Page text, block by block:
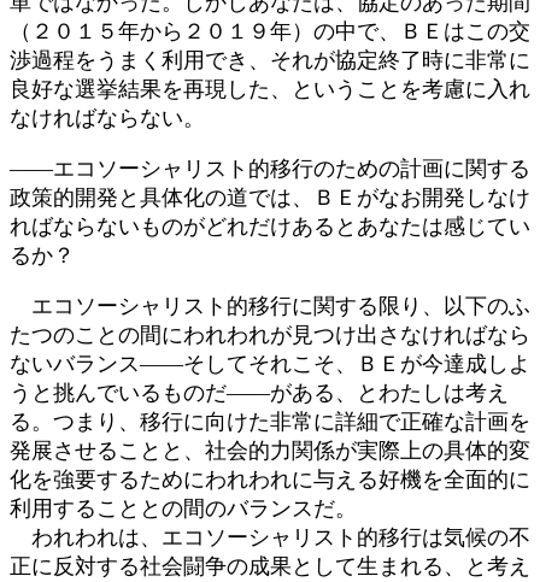
（２０１５年から２０１９年）の中で、ＢＥはこの交
渉過程をうまく利用でき、それが協定終了時に非常に
良好な選挙結果を再現した、ということを考慮に入れ
なければならない。
――エコソーシャリスト的移行のための計画に関する
政策的開発と具体化の道では、ＢＥがなお開発しなけ
ればならないものがどれだけあるとあなたは感じてい
るか？
エコソーシャリスト的移行に関する限り、以下のふ
たつのことの間にわれわれが見つけ出さなければなら
ないバランス――そしてそれこそ、ＢＥが今達成しよ
うと挑んでいるものだ――がある、とわたしは考え
る。つまり、移行に向けた非常に詳細で正確な計画を
発展させることと、社会的力関係が実際上の具体的変
化を強要するためにわれわれに与える好機を全面的に
利用することとの間のバランスだ。
われわれは、エコソーシャリスト的移行は気候の不
正に反対する社会闘争の成果として生まれる、と考え